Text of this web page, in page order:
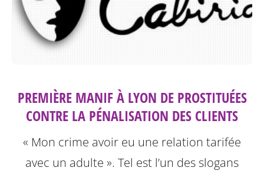
PREMIÈRE MANIF À LYON DE PROSTITUÉES
CONTRE LA PÉNALISATION DES CLIENTS
« Mon crime avoir eu une relation tarifée
avec un adulte ». Tel est l’un des slogans